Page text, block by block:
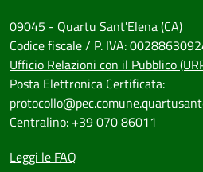
09045 - Quartu Sant'Elena (CA)
Codice fiscale / P. IVA:
Ufficio Relazioni con il Pubblico
Posta Elettronica Certificata:
Centralino: +39 070 86011
Leggi le FAQ